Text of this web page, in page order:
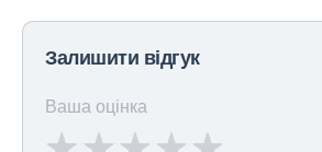
Залишити відгук
Ваша оцінка